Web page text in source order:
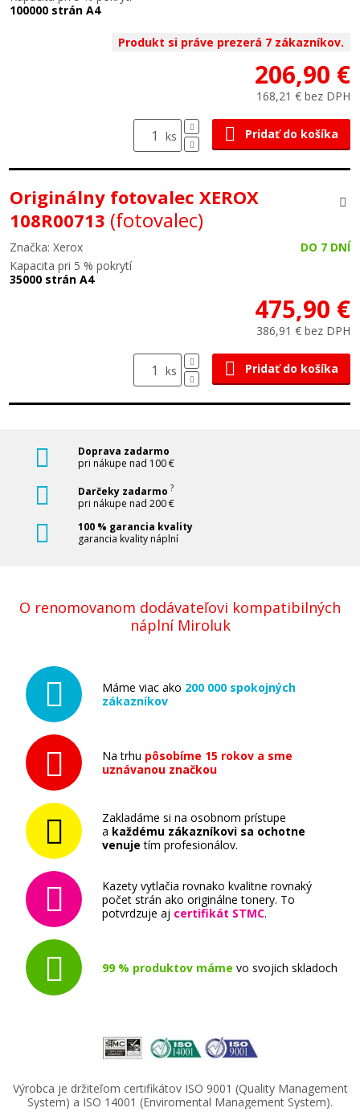
100000 strán A4
Produkt si práve prezerá 7 zákazníkov.
206,90 €
168,21 € bez DPH
ks Pridať do košíka
Originálny fotovalec XEROX
108R00713 (fotovalec)
Značka: Xerox
DO 7 DNÍ
Kapacita pri 5 % pokrytí
35000 strán A4
475,90 €
386,91 € bez DPH
ks Pridať do košíka
Doprava zadarmo
pri nákupe nad 100 €
Darčeky zadarmo ?
pri nákupe nad 200 €
100 % garancia kvality
garancia kvality náplní
O renomovanom dodávateľovi kompatibilných
náplní Miroluk
Máme viac ako 200 000 spokojných
zákazníkov
Na trhu pôsobíme 15 rokov a sme
uznávanou značkou
Zakladáme si na osobnom prístupe
a každému zákazníkovi sa ochotne
venuje tím profesionálov.
Kazety vytlačia rovnako kvalitne rovnaký
počet strán ako originálne tonery. To
potvrdzuje aj certifikát STMC.
99 % produktov máme vo svojich skladoch
Výrobca je držiteľom certifikátov ISO 9001 (Quality Management
System) a ISO 14001 (Enviromental Management System).